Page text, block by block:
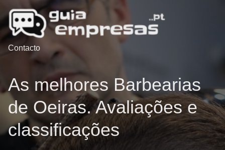
Contacto
As melhores Barbearias
de Oeiras. Avaliações e
classificações